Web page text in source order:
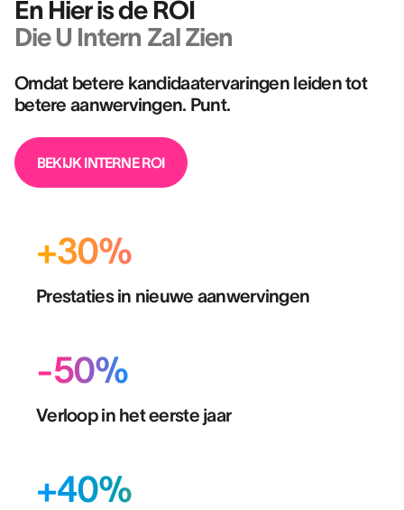
En Hier is de ROI
Die U Intern Zal Zien
Omdat betere kandidaatervaringen leiden tot
betere aanwervingen. Punt.
BEKIJK INTERNE ROI
+30%
Prestaties in nieuwe aanwervingen
-50%
Verloop in het eerste jaar
+40%